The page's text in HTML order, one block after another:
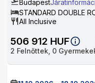
Budapest
STANDARD DOUBLE
All Inclusive
506 912 HUF
2 Felnőttek, 0